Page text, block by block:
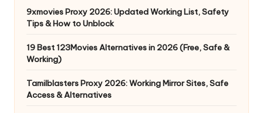
9xmovies Proxy 2026: Updated Working List, Safety
Tips & How to Unblock
19 Best 123Movies Alternatives in 2026 (Free, Safe &
Working)
Tamilblasters Proxy 2026: Working Mirror Sites, Safe
Access & Alternatives